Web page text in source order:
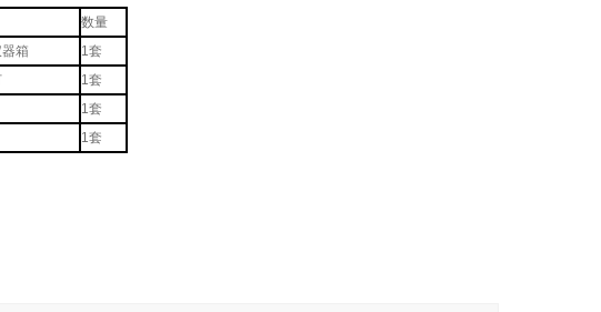
数量
箱 1套
1套
1套
1套